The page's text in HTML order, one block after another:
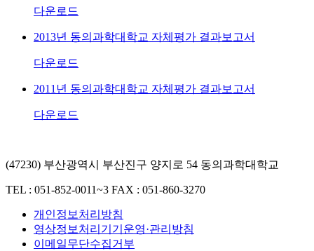
다운로드
2013년 동의과학대학교 자체평가 결과보고서
다운로드
2011년 동의과학대학교 자체평가 결과보고서
다운로드
(47230) 부산광역시 부산진구 양지로 54 동의과학대학교
TEL : 051-852-0011~3 FAX : 051-860-3270
개인정보처리방침
영상정보처리기기운영·관리방침
이메일무단수집거부